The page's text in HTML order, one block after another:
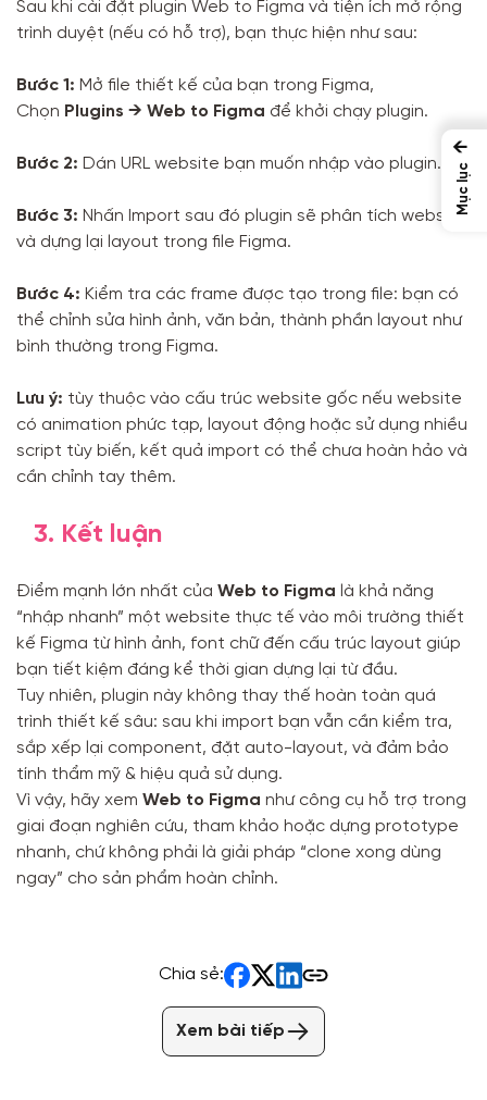
Sau khi cài đặt plugin Web to Figma và tiện ích mở rộng
trình duyệt (nếu có hỗ trợ), bạn thực hiện như sau:
Bước 1: Mở file thiết kế của bạn trong Figma,
Chọn Plugins → Web to Figma để khởi chạy plugin.
Bước 2: Dán URL website bạn muốn nhập vào plugin.
Bước 3: Nhấn Import sau đó plugin sẽ phân tích website
và dựng lại layout trong file Figma.
Bước 4: Kiểm tra các frame được tạo trong file: bạn có
thể chỉnh sửa hình ảnh, văn bản, thành phần layout như
bình thường trong Figma.
Lưu ý: tùy thuộc vào cấu trúc website gốc nếu website
có animation phức tạp, layout động hoặc sử dụng nhiều
script tùy biến, kết quả import có thể chưa hoàn hảo và
cần chỉnh tay thêm.
3. Kết luận
Điểm mạnh lớn nhất của Web to Figma là khả năng
“nhập nhanh” một website thực tế vào môi trường thiết
kế Figma từ hình ảnh, font chữ đến cấu trúc layout giúp
bạn tiết kiệm đáng kể thời gian dựng lại từ đầu.
Tuy nhiên, plugin này không thay thế hoàn toàn quá
trình thiết kế sâu: sau khi import bạn vẫn cần kiểm tra,
sắp xếp lại component, đặt auto-layout, và đảm bảo
tính thẩm mỹ & hiệu quả sử dụng.
Vì vậy, hãy xem Web to Figma như công cụ hỗ trợ trong
giai đoạn nghiên cứu, tham khảo hoặc dựng prototype
nhanh, chứ không phải là giải pháp “clone xong dùng
ngay” cho sản phẩm hoàn chỉnh.
Chia sẻ:
Xem bài tiếp
←
Mục lục